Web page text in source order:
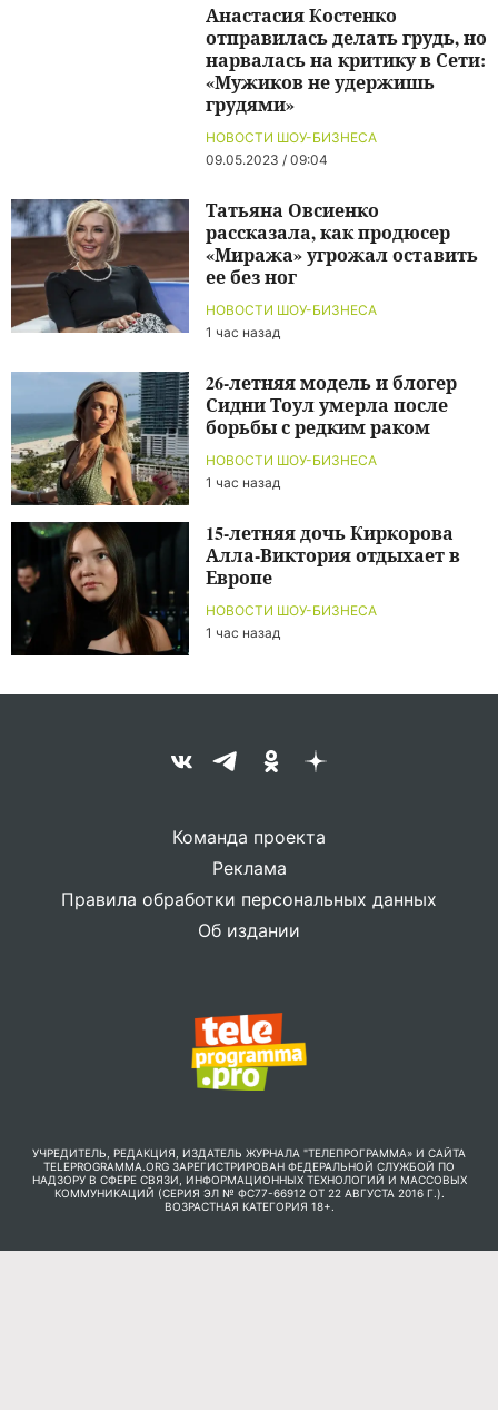
НОВОСТИ ШОУ-БИЗНЕСА
09.05.2023 / 09:04
Анастасия Костенко
отправилась делать грудь, но
нарвалась на критику в Сети:
«Мужиков не удержишь
грудями»
НОВОСТИ ШОУ-БИЗНЕСА
1 час назад
Татьяна Овсиенко
рассказала, как продюсер
«Миража» угрожал оставить
ее без ног
НОВОСТИ ШОУ-БИЗНЕСА
1 час назад
26-летняя модель и блогер
Сидни Тоул умерла после
борьбы с редким раком
НОВОСТИ ШОУ-БИЗНЕСА
1 час назад
15-летняя дочь Киркорова
Алла-Виктория отдыхает в
Европе
Команда проекта
Реклама
Правила обработки персональных данных
Об издании
УЧРЕДИТЕЛЬ, РЕДАКЦИЯ, ИЗДАТЕЛЬ ЖУРНАЛА "ТЕЛЕПРОГРАММА» И САЙТА
TELEPROGRAMMA.ORG ЗАРЕГИСТРИРОВАН ФЕДЕРАЛЬНОЙ СЛУЖБОЙ ПО
НАДЗОРУ В СФЕРЕ СВЯЗИ, ИНФОРМАЦИОННЫХ ТЕХНОЛОГИЙ И МАССОВЫХ
КОММУНИКАЦИЙ (СЕРИЯ ЭЛ № ФС77-66912 ОТ 22 АВГУСТА 2016 Г.).
ВОЗРАСТНАЯ КАТЕГОРИЯ 18+.